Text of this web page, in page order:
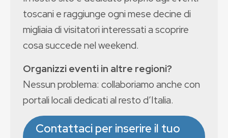
toscani e raggiunge ogni mese decine di
migliaia di visitatori interessati a scoprire
cosa succede nel weekend.
Organizzi eventi in altre regioni?
Nessun problema: collaboriamo anche con
portali locali dedicati al resto d’Italia.
Contattaci per inserire il tuo